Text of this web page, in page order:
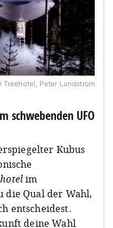
Treehotel, Peter Lundstrom
schwebenden UFO
Kubus
im
die Qual der Wahl,
entscheidest.
deine Wahl